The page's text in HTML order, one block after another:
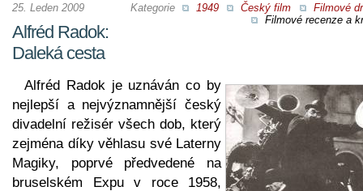
Kategorie 1949 Český film
Filmové
Filmové recenze a
25. Leden 2009
Alfréd Radok:
Daleká cesta
Alfréd Radok je uznáván co by
nejlepší a nejvýznamnější český
divadelní režisér všech dob, který
zejména díky věhlasu své Laterny
Magiky, poprvé předvedené na
bruselském Expu v roce 1958,